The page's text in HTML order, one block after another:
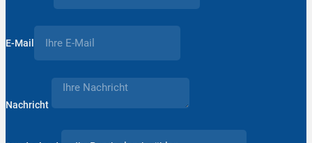
E-Mail
Nachricht